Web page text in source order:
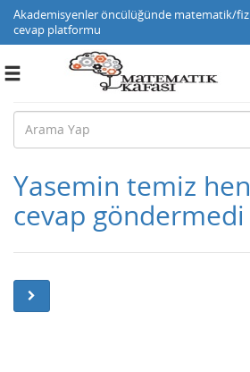
Akademisyenler öncülüğünde matematik/
cevap platformu
Toggle
Yasemin temiz
cevap göndermedi